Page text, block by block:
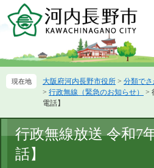
ー
先
ニ
を
本
文
大阪府河内長野市役所 > 分類で
> 行政無線（緊急のお知らせ） >
電話】
文
行政無線放送 令和7
話】